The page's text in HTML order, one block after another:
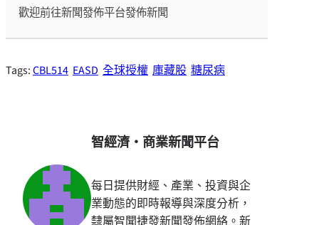
歡迎前往新聞發佈平台發佈新聞
Tags:CBL514 EASD 全球授權 庫藏股 糖尿病
智經濟・商業新聞平台
每日提供財經、產業、投資與企
業動態的即時報導與深度分析，
隸屬智聞捷發新聞發佈網絡。新